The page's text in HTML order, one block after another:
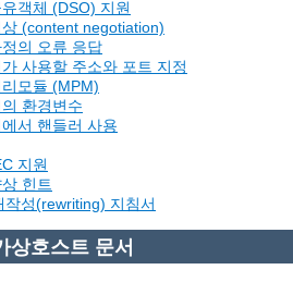
객체 (DSO) 지원
상 (content negotiation)
의 오류 응답
사용할 주소와 포트 지정
모듈 (MPM)
환경변수
서 핸들러 사용
지원
힌트
작성(rewriting) 지침서
상호스트 문서